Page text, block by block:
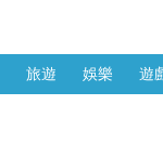
旅遊 娛樂 遊